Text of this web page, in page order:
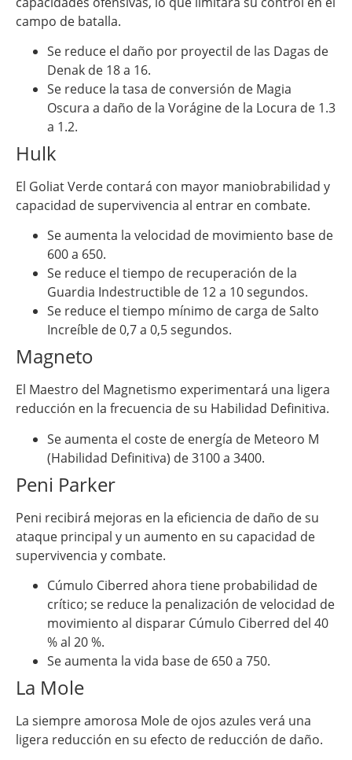
campo de batalla.
Se reduce el daño por proyectil de las Dagas de
Denak de 18 a 16.
Se reduce la tasa de conversión de Magia
Oscura a daño de la Vorágine de la Locura de 1.3
a 1.2.
Hulk
El Goliat Verde contará con mayor maniobrabilidad y
capacidad de supervivencia al entrar en combate.
Se aumenta la velocidad de movimiento base de
600 a 650.
Se reduce el tiempo de recuperación de la
Guardia Indestructible de 12 a 10 segundos.
Se reduce el tiempo mínimo de carga de Salto
Increíble de 0,7 a 0,5 segundos.
Magneto
El Maestro del Magnetismo experimentará una ligera
reducción en la frecuencia de su Habilidad Definitiva.
Se aumenta el coste de energía de Meteoro M
(Habilidad Definitiva) de 3100 a 3400.
Peni Parker
Peni recibirá mejoras en la eficiencia de daño de su
ataque principal y un aumento en su capacidad de
supervivencia y combate.
Cúmulo Ciberred ahora tiene probabilidad de
crítico; se reduce la penalización de velocidad de
movimiento al disparar Cúmulo Ciberred del 40
% al 20 %.
Se aumenta la vida base de 650 a 750.
La Mole
La siempre amorosa Mole de ojos azules verá una
ligera reducción en su efecto de reducción de daño.